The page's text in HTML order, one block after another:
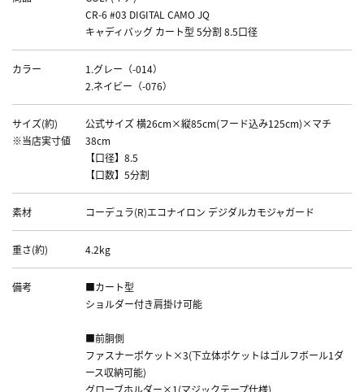
CR-6 #03 DIGITAL CAMO JQ
キャディバッグ カート型 5分割 8.5口径
カラー
1.グレー（-014）
2.ネイビー（-076）
サイズ(約)
※当店実寸値
公式サイズ 横26cm×縦85cm(フード込み125cm)×マチ
38cm
【口径】8.5
【口数】5分割
素材 コーデュラ(R)エコナイロン デジダルカモジャガード
重さ(約) 4.2kg
備考
■カート型
ショルダー付き肩掛け可能
■前胴側
ファスナーポケット×3(下立体ポケットはゴルフボール1ダ
ース収納可能)
グローブホルダー×1(マジックテープ仕様)